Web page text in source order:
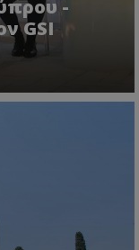
-
GSI